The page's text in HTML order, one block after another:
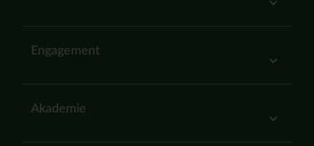
Engagement
Akademie